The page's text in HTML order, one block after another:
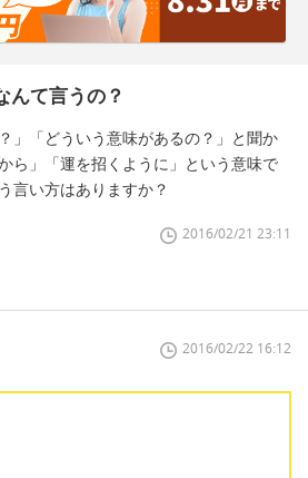
んて言うの？
」「どういう意味があるの？」と聞か
ら」「運を招くように」という意味で
言い方はありますか？
2016/02/21 23:11
2016/02/22 16:12